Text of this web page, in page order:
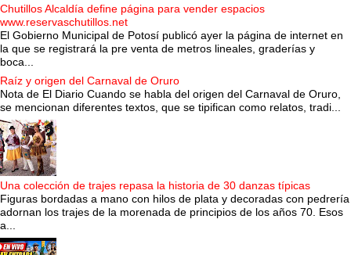
Chutillos Alcaldía define página para vender espacios
www.reservaschutillos.net
El Gobierno Municipal de Potosí publicó ayer la página de internet en
la que se registrará la pre venta de metros lineales, graderías y
boca...
Raíz y origen del Carnaval de Oruro
Nota de El Diario Cuando se habla del origen del Carnaval de Oruro,
se mencionan diferentes textos, que se tipifican como relatos, tradi...
Una colección de trajes repasa la historia de 30 danzas típicas
Figuras bordadas a mano con hilos de plata y decoradas con pedrería
adornan los trajes de la morenada de principios de los años 70. Esos
a...